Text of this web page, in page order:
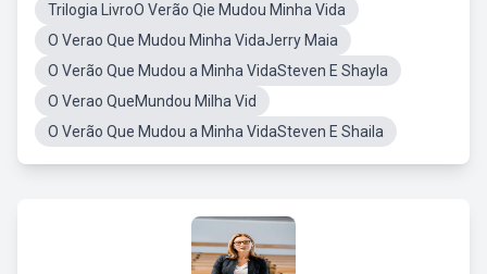
Trilogia LivroO Verão Qie Mudou Minha Vida
O Verao Que Mudou Minha VidaJerry Maia
O Verão Que Mudou a Minha VidaSteven E Shayla
O Verao QueMundou Milha Vid
O Verão Que Mudou a Minha VidaSteven E Shaila